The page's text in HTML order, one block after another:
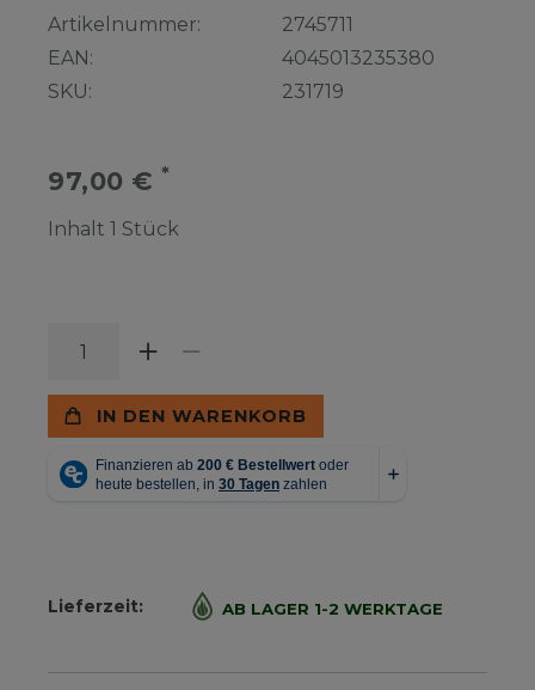
Artikelnummer:
EAN:
SKU:
2745711
4045013235380
231719
97,00 € *
Inhalt 1 Stück
IN DEN WARENKORB
Lieferzeit: AB LAGER 1-2 WERKTAGE